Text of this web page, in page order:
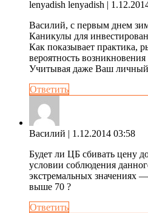
lenyadish lenyadish |
Василий, с первым днем
Каникулы для
Как показывает практика,
вероятность
Учитывая даже Ваш
Ответить
Василий | 1.12.2014 03:58
Будет ли ЦБ сбивать цену
условии соблюдения
экстремальных значениях
выше 70 ?
Ответить